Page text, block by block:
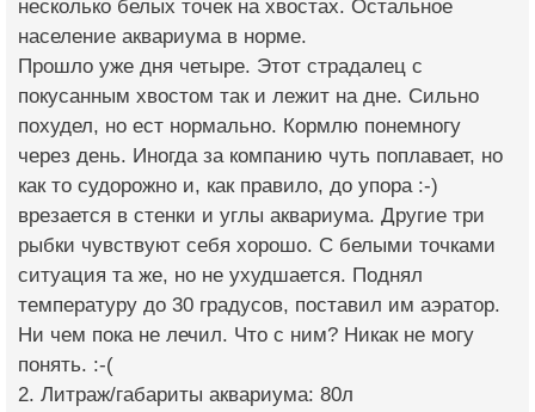
несколько белых точек на хвостах. Остальное
население аквариума в норме.
Прошло уже дня четыре. Этот страдалец с
покусанным хвостом так и лежит на дне. Сильно
похудел, но ест нормально. Кормлю понемногу
через день. Иногда за компанию чуть поплавает, но
как то судорожно и, как правило, до упора :-)
врезается в стенки и углы аквариума. Другие три
рыбки чувствуют себя хорошо. С белыми точками
ситуация та же, но не ухудшается. Поднял
температуру до 30 градусов, поставил им аэратор.
Ни чем пока не лечил. Что с ним? Никак не могу
понять. :-(
2. Литраж/габариты аквариума: 80л